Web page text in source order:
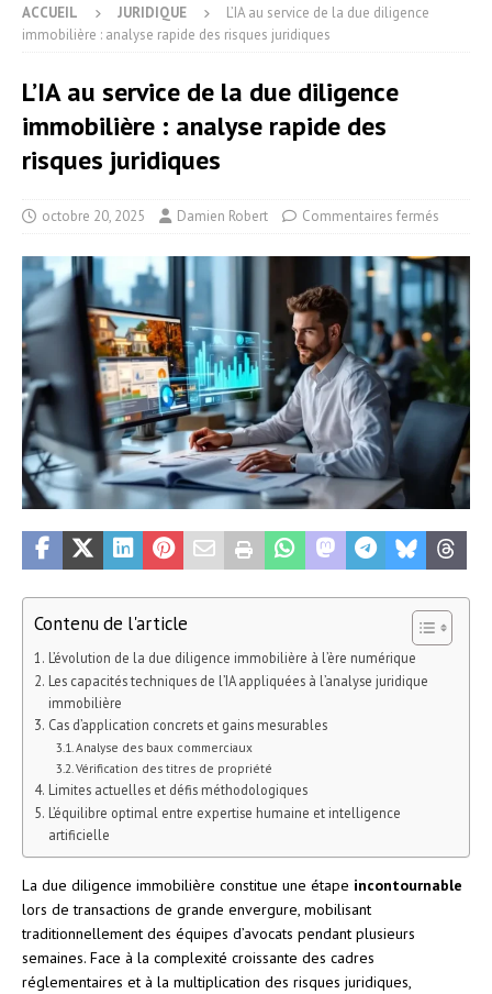
ACCUEIL JURIDIQUE
L’IA au service de la due diligence
immobilière : analyse rapide des risques juridiques
L’IA au service de la due diligence
immobilière : analyse rapide des
risques juridiques
octobre 20, 2025 Damien Robert Commentaires fermés
Contenu de l'article
L’évolution de la due diligence immobilière à l’ère numérique
Les capacités techniques de l’IA appliquées à l’analyse juridique
immobilière
Cas d’application concrets et gains mesurables
Analyse des baux commerciaux
Vérification des titres de propriété
Limites actuelles et défis méthodologiques
L’équilibre optimal entre expertise humaine et intelligence
artificielle
La due diligence immobilière constitue une étape incontournable
lors de transactions de grande envergure, mobilisant
traditionnellement des équipes d’avocats pendant plusieurs
semaines. Face à la complexité croissante des cadres
réglementaires et à la multiplication des risques juridiques,